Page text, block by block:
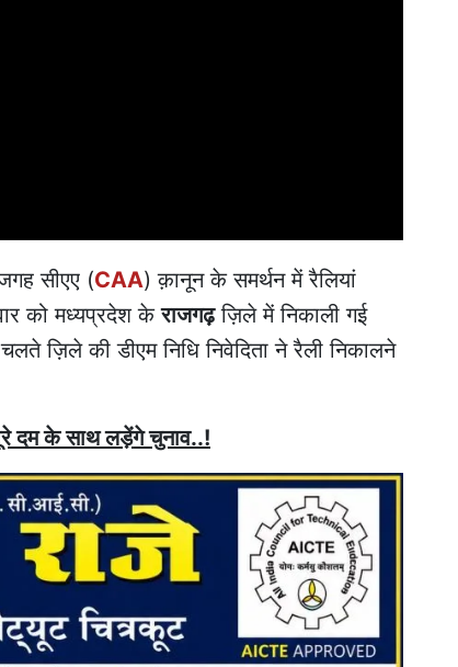
सीएए (CAA) क़ानून के समर्थन में रैलियां
को मध्यप्रदेश केराजगढ़ज़िले में निकाली गई
ज़िले की डीएम निधि निवेदिता ने रैली निकालने
दम के साथ लड़ेंगे चुनाव..!